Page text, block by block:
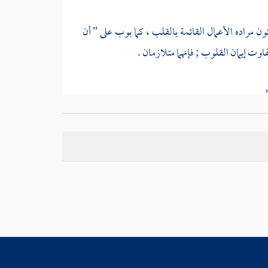
الأعمال القائمة بالقلب ، كما بوب على " أن
إيمان القلوب ; فإنهما متلازمان .
، وما قاله بلسانه من الشهادة .